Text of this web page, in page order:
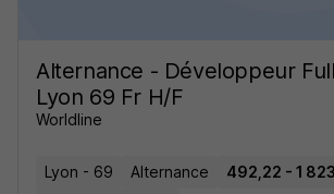
Alternance - Développeur
Lyon 69 Fr H/F
Worldline
Lyon - 69 Alternance
492,22 - 1